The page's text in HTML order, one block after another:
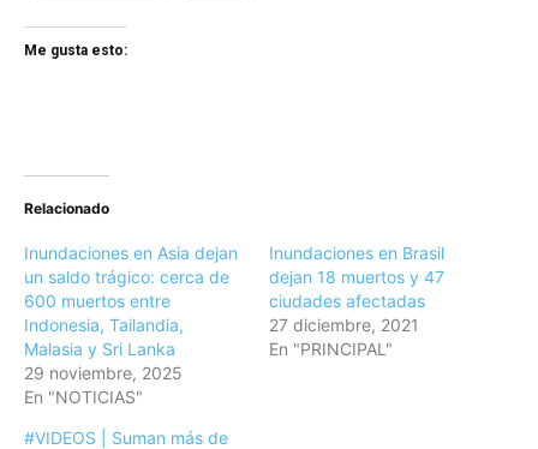
Me gusta esto:
Relacionado
Inundaciones en Asia dejan
un saldo trágico: cerca de
600 muertos entre
Indonesia, Tailandia,
Malasia y Sri Lanka
29 noviembre, 2025
En "NOTICIAS"
Inundaciones en Brasil
dejan 18 muertos y 47
ciudades afectadas
27 diciembre, 2021
En "PRINCIPAL"
#VIDEOS | Suman más de